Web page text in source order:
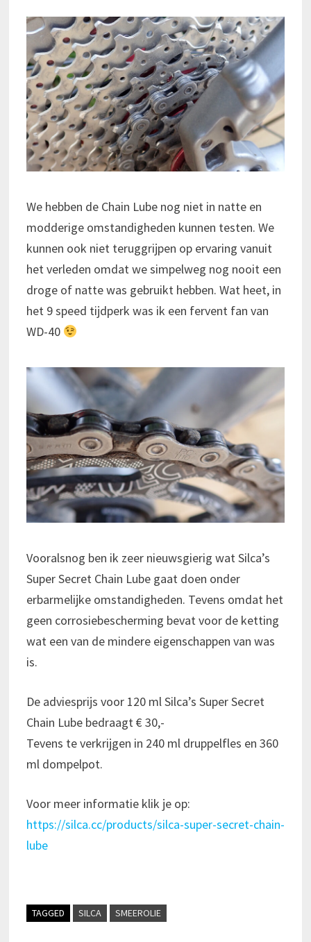
We hebben de Chain Lube nog niet in natte en
modderige omstandigheden kunnen testen. We
kunnen ook niet teruggrijpen op ervaring vanuit
het verleden omdat we simpelweg nog nooit een
droge of natte was gebruikt hebben. Wat heet, in
het 9 speed tijdperk was ik een fervent fan van
WD-40
Vooralsnog ben ik zeer nieuwsgierig wat Silca’s
Super Secret Chain Lube gaat doen onder
erbarmelijke omstandigheden. Tevens omdat het
geen corrosiebescherming bevat voor de ketting
wat een van de mindere eigenschappen van was
is.
De adviesprijs voor 120 ml Silca’s Super Secret
Chain Lube bedraagt € 30,-
Tevens te verkrijgen in 240 ml druppelfles en 360
ml dompelpot.
Voor meer informatie klik je op:
https://silca.cc/products/silca-super-secret-chain-
lube
TAGGED SILCA SMEEROLIE